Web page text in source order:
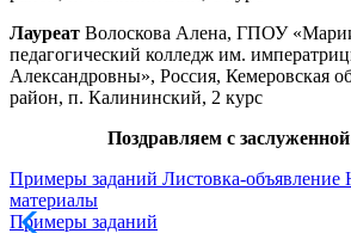
Лауреат Волоскова Алена, ГПОУ
педагогический колледж им.
Александровны», Россия, Кемеровская
район, п. Калининский, 2 курс
Поздравляем с
Примеры заданий Листовка-объявление
материалы
Примеры заданий